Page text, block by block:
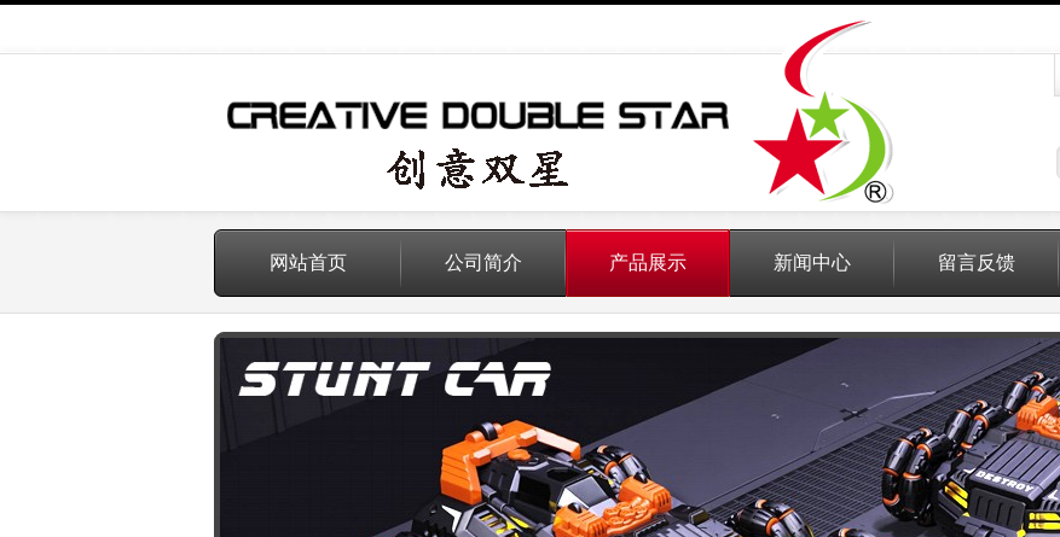
网站首页 公司简介 产品展示 新闻中心 留言反馈